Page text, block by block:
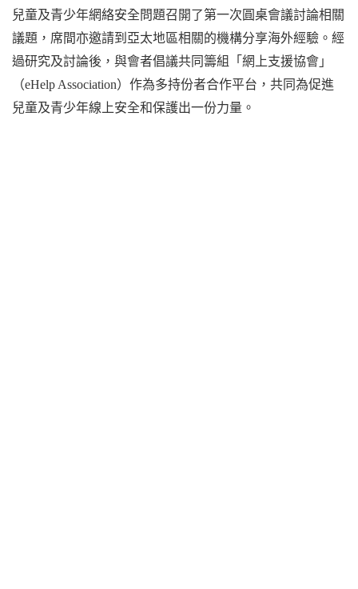
兒童及青少年網絡安全問題召開了第一次圓桌會議討論相關
議題，席間亦邀請到亞太地區相關的機構分享海外經驗。經
過研究及討論後，與會者倡議共同籌組「網上支援協會」
（eHelp Association）作為多持份者合作平台，共同為促進
兒童及青少年線上安全和保護出一份力量。